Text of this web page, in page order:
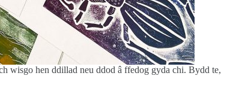
wisgo hen ddillad neu ddod â ffedog gyda chi. Bydd te,